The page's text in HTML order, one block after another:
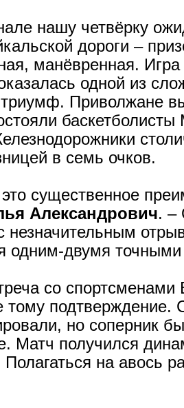
нашу четвёрку
дороги –
манёвренная.
одной из
Приволжане
баскетболисты
в семь очков.
существенное
Александрович. –
незначительным
одним-двумя
со спортсменами
тому подтверждение.
но соперник
Матч получился
на авось